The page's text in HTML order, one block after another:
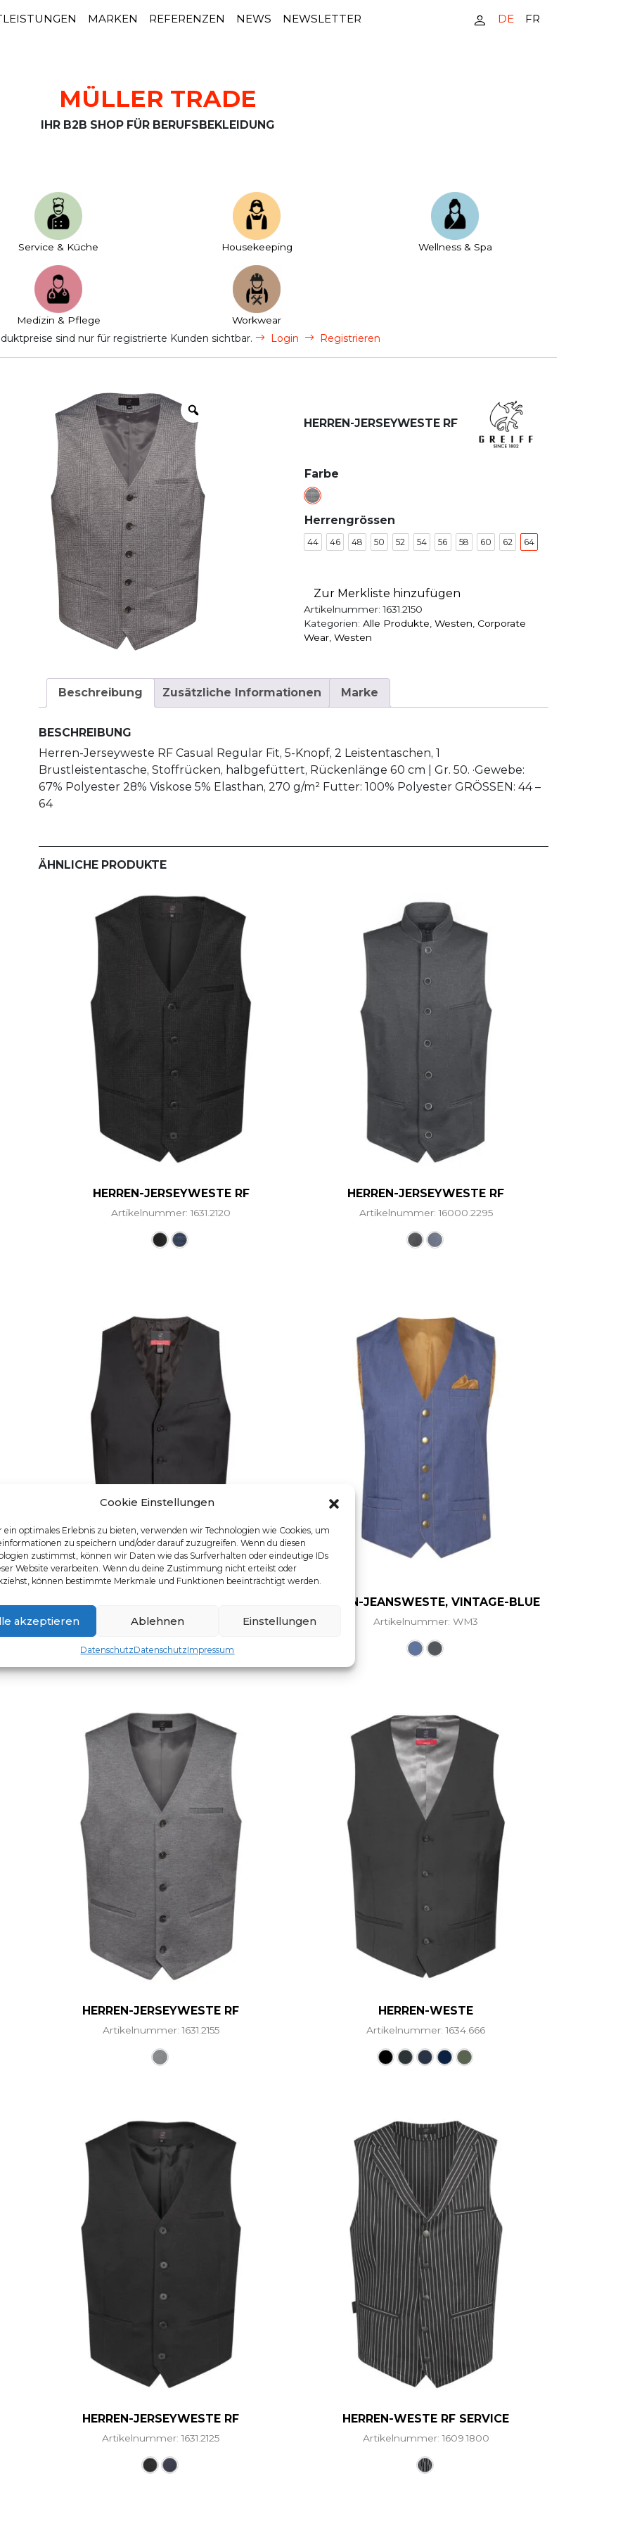
Cookie Einstellungen
ein optimales Erlebnis zu bieten, verwenden wir Technologien wie Cookies, um
zu speichern und/oder darauf zuzugreifen. Wenn du diesen
zustimmst, können wir Daten wie das Surfverhalten oder eindeutige IDs
Website verarbeiten. Wenn du deine Zustimmung nicht erteilst oder
können bestimmte Merkmale und Funktionen beeinträchtigt werden.
akzeptieren Ablehnen Einstellungen
DatenschutzDatenschutzImpressum
MARKEN REFERENZEN NEWS NEWSLETTER DE FR
MÜLLER TRADE
IHR B2B SHOP FÜR BERUFSBEKLEIDUNG
Service & Küche House­keeping Wellness & Spa
Medizin & Pflege Workwear
sind nur für registrierte Kunden sichtbar. Login Registrieren
HERREN-JERSEYWESTE RF
Farbe
Herrengrössen
44 46 48 50 52 54 56 58 60 62 64
Zur Merkliste hinzufügen
Artikelnummer:1631.2150
Kategorien: Alle Produkte, Westen, Corporate
Wear, Westen
Beschreibung Zusätzliche Informationen Marke
BESCHREIBUNG
Herren-Jerseyweste RF Casual Regular Fit, 5-Knopf, 2 Leistentaschen, 1
Brustleistentasche, Stoffrücken, halbgefüttert, Rückenlänge 60 cm | Gr. 50. ·Gewebe:
67% Polyester 28% Viskose 5% Elasthan, 270 g/m² Futter: 100% Polyester GRÖSSEN: 44 –
64
ÄHNLICHE PRODUKTE
HERREN-JERSEYWESTE RF
Artikelnummer: 1631.2120
HERREN-JERSEYWESTE RF
Artikelnummer: 16000.2295
Artikelnummer: 1614.2820
HERREN-JEANSWESTE, VINTAGE-BLUE
Artikelnummer: WM3
HERREN-JERSEYWESTE RF
Artikelnummer: 1631.2155
HERREN-WESTE
Artikelnummer: 1634.666
HERREN-JERSEYWESTE RF
Artikelnummer: 1631.2125
HERREN-WESTE RF SERVICE
Artikelnummer: 1609.1800